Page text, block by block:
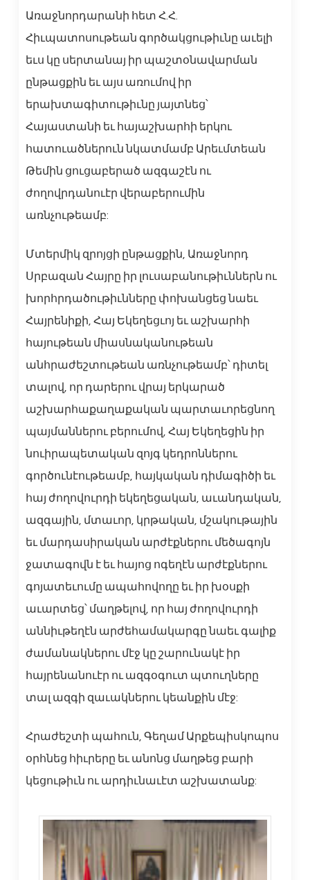
Առաջնորդարանի հետ Հ.Հ.
Հիւպատոսութեան գործակցութիւնը աւելի
եւս կը սերտանայ իր պաշտօնավարման
ընթացքին եւ այս առումով իր
երախտագիտութիւնը յայտնեց՝
Հայաստանի եւ հայաշխարհի երկու
հատուածներուն նկատմամբ Արեւմտեան
Թեմին ցուցաբերած ազգաշէն ու
ժողովրդանուէր վերաբերումին
առնչութեամբ:
Մտերմիկ զրոյցի ընթացքին, Առաջնորդ
Սրբազան Հայրը իր լուսաբանութիւններն ու
խորհրդածութիւնները փոխանցեց նաեւ
Հայրենիքի, Հայ Եկեղեցւոյ եւ աշխարհի
հայութեան միասնականութեան
անհրաժեշտութեան առնչութեամբ՝ դիտել
տալով, որ դարերու վրայ երկարած
աշխարհաքաղաքական պարտաւորեցնող
պայմաններու բերումով, Հայ Եկեղեցին իր
նուիրապետական զոյգ կեդրոններու
գործունէութեամբ, հայկական դիմագիծի եւ
հայ ժողովուրդի եկեղեցական, աւանդական,
ազգային, մտաւոր, կրթական, մշակութային
եւ մարդասիրական արժէքներու մեծագոյն
ջատագովն է եւ հայոց ոգեղէն արժէքներու
գոյատեւումը ապահովողը եւ իր խօսքի
աւարտեց՝ մաղթելով, որ հայ ժողովուրդի
աննիւթեղէն արժեհամակարգը նաեւ գալիք
ժամանակներու մէջ կը շարունակէ իր
հայրենանուէր ու ազգօգուտ պտուղները
տալ ազգի զաւակներու կեանքին մէջ:
Հրաժեշտի պահուն, Գեղամ Արքեպիսկոպոս
օրհնեց հիւրերը եւ անոնց մաղթեց բարի
կեցութիւն ու արդիւնաւէտ աշխատանք: